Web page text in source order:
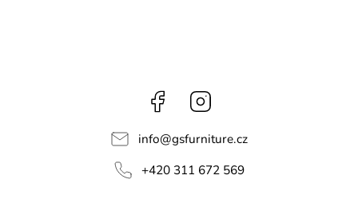
Facebook
info@gsfurniture.cz
+420 311 672 569